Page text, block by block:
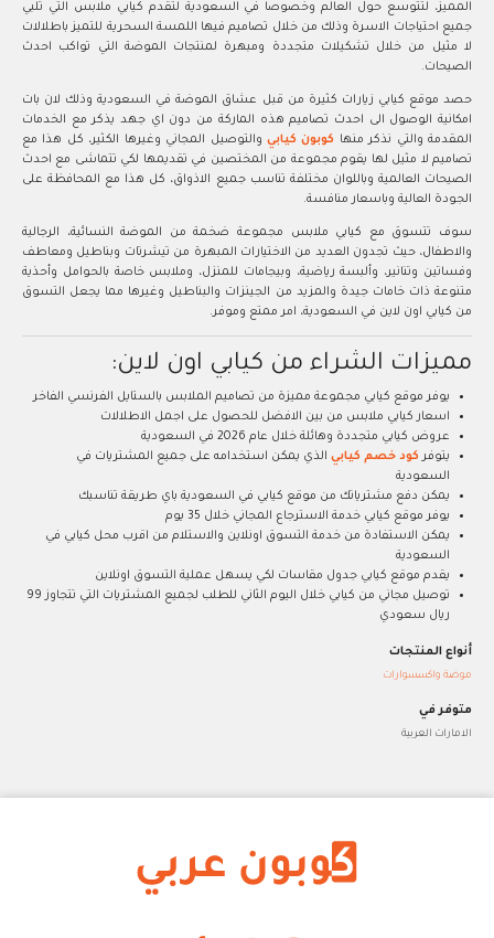
المميز، لتتوسع حول العالم وخصوصا في السعودية لتقدم كيابي ملابس التي تلبي
جميع احتياجات الاسرة وذلك من خلال تصاميم فيها اللمسة السحرية للتميز باطلالات
لا مثيل من خلال تشكيلات متجددة ومبهرة لمنتجات الموضة التي تواكب احدث
الصيحات.
حصد موقع كيابي زيارات كثيرة من قبل عشاق الموضة في السعودية وذلك لان بات
امكانية الوصول الى احدث تصاميم هذه الماركة من دون اي جهد يذكر مع الخدمات
المقدمة والتي نذكر منها كوبون كيابي والتوصيل المجاني وغيرها الكثير، كل هذا مع
تصاميم لا مثيل لها يقوم مجموعة من المختصين في تقديمها لكي تتماشى مع احدث
الصيحات العالمية وباللوان مختلفة تناسب جميع الاذواق، كل هذا مع المحافظة على
الجودة العالية وباسعار منافسة.
سوف تتسوق مع كيابي ملابس مجموعة ضخمة من الموضة النسائية، الرجالية
والاطفال، حيث تجدون العديد من الاختيارات المبهرة من تيشرتات وبناطيل ومعاطف
وفساتين وتنانير، وألبسة رياضية، وبيجامات للمنزل، وملابس خاصة بالحوامل وأحذية
متنوعة ذات خامات جيدة والمزيد من الجينزات والبناطيل وغيرها مما يجعل التسوق
من كيابي اون لاين في السعودية، امر ممتع وموفر.
مميزات الشراء من كيابي اون لاين:
يوفر موقع كيابي مجموعة مميزة من تصاميم الملابس بالستايل الفرنسي الفاخر
اسعار كيابي ملابس من بين الافضل للحصول على اجمل الاطلالات
عروض كيابي متجددة وهائلة خلال عام 2026 في السعودية
يتوفركود خصم كيابي الذي يمكن استخدامه على جميع المشتريات في
السعودية
يمكن دفع مشترياتك من موقع كيابي في السعودية باي طريقة تناسبك
يوفر موقع كيابي خدمة الاسترجاع المجاني خلال 35 يوم
يمكن الاستفادة من خدمة التسوق اونلاين والاستلام من اقرب محل كيابي في
السعودية
يقدم موقع كيابي جدول مقاسات لكي يسهل عملية التسوق اونلاين
توصيل مجاني من كيابي خلال اليوم الثاني للطلب لجميع المشتريات التي تتجاوز 99
ريال سعودي
أنواع المنتجات
موضة واكسسوارات
متوفر في
الامارات العربية